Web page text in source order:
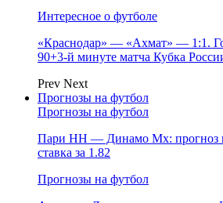
Интересное о футболе
«Краснодар» — «Ахмат» — 1:1.
90+3‑й минуте матча Кубка
Prev Next
Прогнозы на футбол
Прогнозы на футбол
Пари НН — Динамо Мх: прогноз
ставка за 1.82
Прогнозы на футбол